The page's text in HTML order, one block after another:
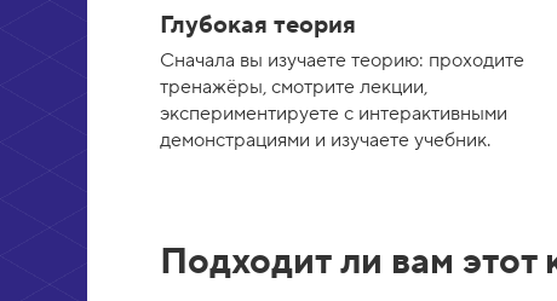
Глубокая теория
Сначала вы изучаете теорию: проходите
тренажёры, смотрите лекции,
экспериментируете с интерактивными
демонстрациями и изучаете учебник.
Подходит ли вам этот